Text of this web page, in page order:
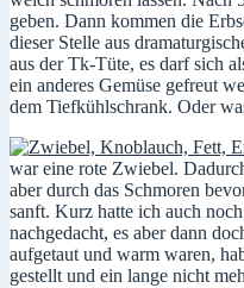
geben. Dann kommen die
dieser Stelle aus
aus der Tk-Tüte, es darf sich
ein anderes Gemüse gefreut
dem Tiefkühlschrank. Oder
war eine rote Zwiebel.
aber durch das Schmoren
sanft. Kurz hatte ich auch
nachgedacht, es aber dann
aufgetaut und warm waren,
gestellt und ein lange nicht